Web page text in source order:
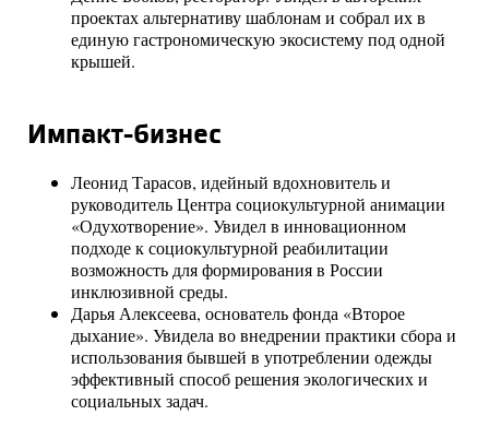
проектах альтернативу шаблонам и собрал их в
единую гастрономическую экосистему под одной
крышей.
Импакт-бизнес
Леонид Тарасов, идейный вдохновитель и
руководитель Центра социокультурной анимации
«Одухотворение». Увидел в инновационном
подходе к социокультурной реабилитации
возможность для формирования в России
инклюзивной среды.
Дарья Алексеева, основатель фонда «Второе
дыхание». Увидела во внедрении практики сбора и
использования бывшей в употреблении одежды
эффективный способ решения экологических и
социальных задач.